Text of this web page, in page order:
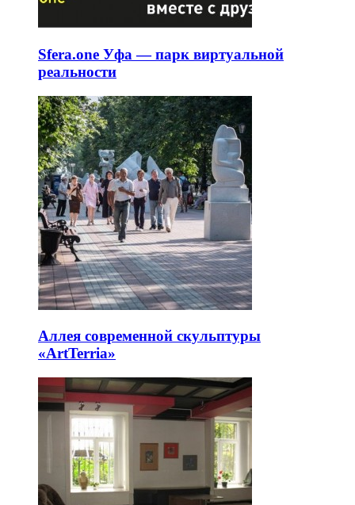
Sfera.one Уфа — парк виртуальной
реальности
Аллея современной скульптуры
«ArtTerria»